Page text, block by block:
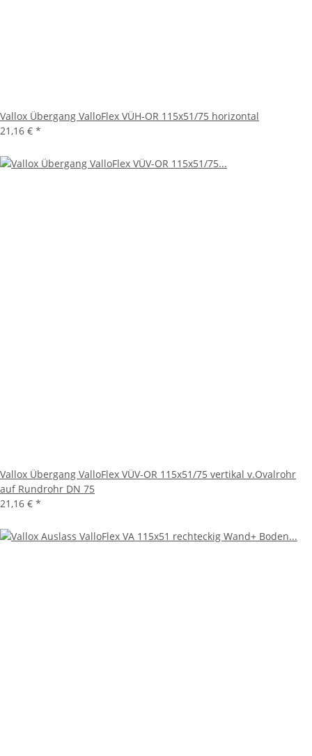
Vallox Übergang ValloFlex VÜH-OR 115x51/75 horizontal
21,16 € *
Vallox Übergang ValloFlex VÜV-OR 115x51/75 vertikal v.Ovalrohr
auf Rundrohr DN 75
21,16 € *